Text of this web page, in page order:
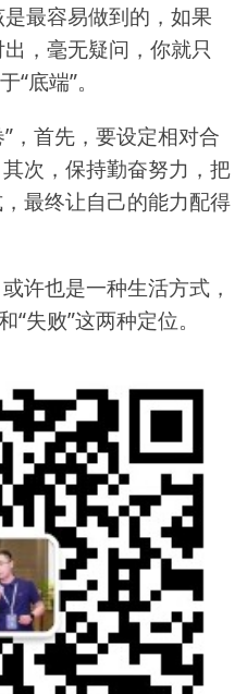
最容易做到的，如果
，毫无疑问，你就只
“底端”。
，首先，要设定相对合
次，保持勤奋努力，把
最终让自己的能力配得
许也是一种生活方式，
“失败”这两种定位。